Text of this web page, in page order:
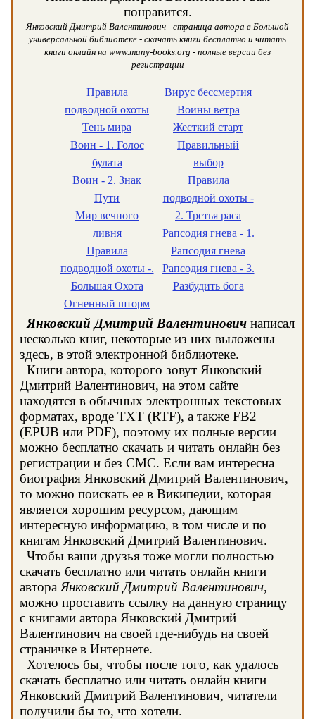
понравится.
Янковский Дмитрий Валентинович - страница автора в Большой
универсальной библиотеке - скачать книги бесплатно и читать
книги онлайн на www.many-books.org - полные версии без
регистрации
Правила
подводной охоты
Тень мира
Воин - 1. Голос
булата
Воин - 2. Знак
Пути
Мир вечного
ливня
Правила
подводной охоты -.
Большая Охота
Огненный шторм
Вирус бессмертия
Воины ветра
Жесткий старт
Правильный
выбор
Правила
подводной охоты -
2. Третья раса
Рапсодия гнева - 1.
Рапсодия гнева
Рапсодия гнева - 3.
Разбудить бога
Янковский Дмитрий Валентинович написал
несколько книг, некоторые из них выложены
здесь, в этой электронной библиотеке.
Книги автора, которого зовут Янковский
Дмитрий Валентинович, на этом сайте
находятся в обычных электронных текстовых
форматах, вроде TXT (RTF), а также FB2
(EPUB или PDF), поэтому их полные версии
можно бесплатно скачать и читать онлайн без
регистрации и без СМС. Если вам интересна
биография Янковский Дмитрий Валентинович,
то можно поискать ее в Википедии, которая
является хорошим ресурсом, дающим
интересную информацию, в том числе и по
книгам Янковский Дмитрий Валентинович.
Чтобы ваши друзья тоже могли полностью
скачать бесплатно или читать онлайн книги
автора Янковский Дмитрий Валентинович,
можно проставить ссылку на данную страницу
с книгами автора Янковский Дмитрий
Валентинович на своей где-нибудь на своей
страничке в Интернете.
Хотелось бы, чтобы после того, как удалось
скачать бесплатно или читать онлайн книги
Янковский Дмитрий Валентинович, читатели
получили бы то, что хотели.